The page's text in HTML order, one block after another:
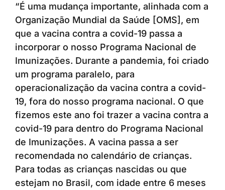
“É uma mudança importante, alinhada com a
Organização Mundial da Saúde [OMS], em
que a vacina contra a covid-19 passa a
incorporar o nosso Programa Nacional de
Imunizações. Durante a pandemia, foi criado
um programa paralelo, para
operacionalização da vacina contra a covid-
19, fora do nosso programa nacional. O que
fizemos este ano foi trazer a vacina contra a
covid-19 para dentro do Programa Nacional
de Imunizações. A vacina passa a ser
recomendada no calendário de crianças.
Para todas as crianças nascidas ou que
estejam no Brasil, com idade entre 6 meses